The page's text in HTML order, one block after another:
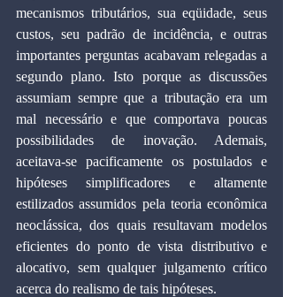
mecanismos tributários, sua eqüidade, seus
custos, seu padrão de incidência, e outras
importantes perguntas acabavam relegadas a
segundo plano. Isto porque as discussões
assumiam sempre que a tributação era um
mal necessário e que comportava poucas
possibilidades de inovação. Ademais,
aceitava-se pacificamente os postulados e
hipóteses simplificadores e altamente
estilizados assumidos pela teoria econômica
neoclássica, dos quais resultavam modelos
eficientes do ponto de vista distributivo e
alocativo, sem qualquer julgamento crítico
acerca do realismo de tais hipóteses.